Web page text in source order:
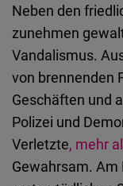
Neben den
zunehmen
Vandalismus.
von brennenden
Geschäften und
Polizei und
Verletzte, mehr
Gewahrsam.